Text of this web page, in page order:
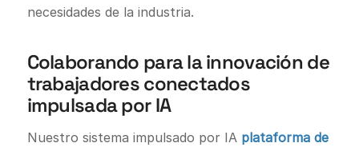
necesidades de la industria.
Colaborando para la innovación de
trabajadores conectados
impulsada por IA
Nuestro sistema impulsado por IA plataforma de